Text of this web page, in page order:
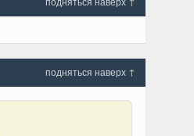
подняться наверх ↑